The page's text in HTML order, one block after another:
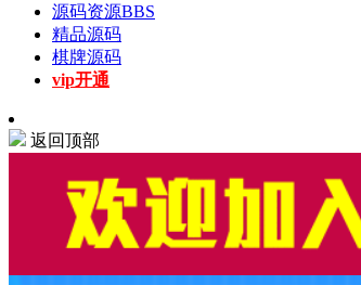
源码资源BBS
精品源码
棋牌源码
vip开通
返回顶部